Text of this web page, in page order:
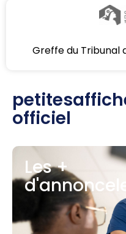
Greffe du Tribunal
officiel
Les +